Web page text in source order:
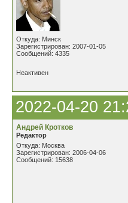
Откуда: Минск
Зарегистрирован: 2007-01-05
Сообщений: 4335
Неактивен
2022-04-20
Андрей Кротков
Редактор
Откуда: Москва
Зарегистрирован: 2006-04-06
Сообщений: 15638